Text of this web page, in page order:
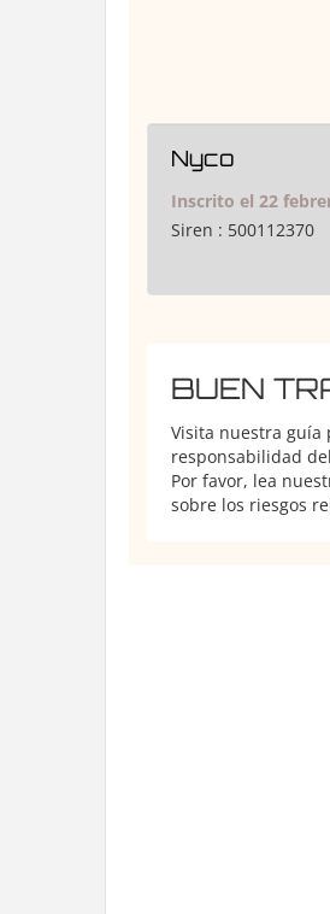
Nyco
Inscrito el 22
Siren : 500112370
BUEN
Visita nuestra guía
responsabilidad
Por favor, lea
sobre los riesgos